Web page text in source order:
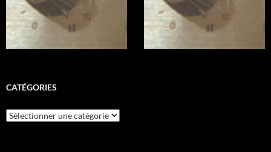
CATÉGORIES
Catégories